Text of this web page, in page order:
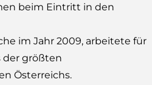
beim Eintritt in den
im Jahr 2009, arbeitete für
der größten
Österreichs.